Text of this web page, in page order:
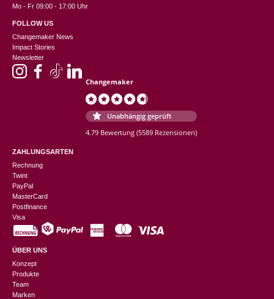
Mo - Fr 09:00 - 17:00 Uhr
FOLLOW US
Changemaker News
Impact Stories
Newsletter
Changemaker
Unabhängig geprüft
4.79 Bewertung (5589 Rezensionen)
ZAHLUNGSARTEN
Rechnung
Twint
PayPal
MasterCard
Postfinance
Visa
ÜBER UNS
Konzept
Produkte
Team
Marken